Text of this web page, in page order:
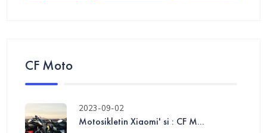
CF Moto
2023-09-02
Motosikletin Xiaomi' si : CF M...